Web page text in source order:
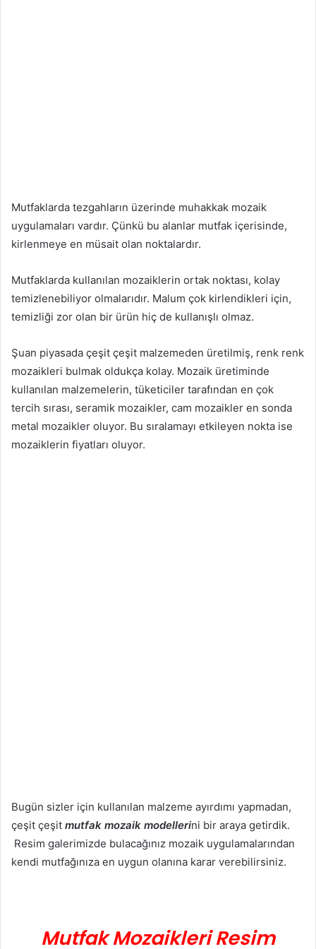
Mutfaklarda tezgahların üzerinde muhakkak mozaik
uygulamaları vardır. Çünkü bu alanlar mutfak içerisinde,
kirlenmeye en müsait olan noktalardır.
Mutfaklarda kullanılan mozaiklerin ortak noktası, kolay
temizlenebiliyor olmalarıdır. Malum çok kirlendikleri için,
temizliği zor olan bir ürün hiç de kullanışlı olmaz.
Şuan piyasada çeşit çeşit malzemeden üretilmiş, renk renk
mozaikleri bulmak oldukça kolay. Mozaik üretiminde
kullanılan malzemelerin, tüketiciler tarafından en çok
tercih sırası, seramik mozaikler, cam mozaikler en sonda
metal mozaikler oluyor. Bu sıralamayı etkileyen nokta ise
mozaiklerin fiyatları oluyor.
Bugün sizler için kullanılan malzeme ayırdımı yapmadan,
çeşit çeşit mutfak mozaik modellerini bir araya getirdik.
Resim galerimizde bulacağınız mozaik uygulamalarından
kendi mutfağınıza en uygun olanına karar verebilirsiniz.
Mutfak Mozaikleri Resim